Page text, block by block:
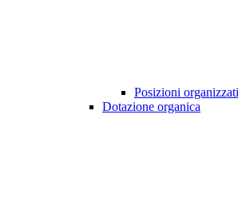
Posizioni
Dotazione organica